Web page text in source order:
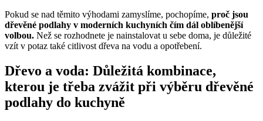
Pokud se nad těmito výhodami zamyslíme, pochopíme, proč jsou
dřevěné podlahy v moderních kuchyních čím dál oblíbenější
volbou. Než se rozhodnete je nainstalovat u sebe doma, je důležité
vzít v potaz také citlivost dřeva na vodu a opotřebení.
Dřevo a voda: Důležitá kombinace,
kterou je třeba zvážit při výběru dřevěné
podlahy do kuchyně